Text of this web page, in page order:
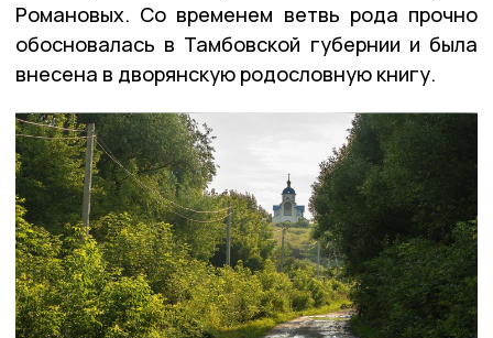
Романовых. Со временем ветвь рода прочно
обосновалась в Тамбовской губернии и была
внесена в дворянскую родословную книгу.